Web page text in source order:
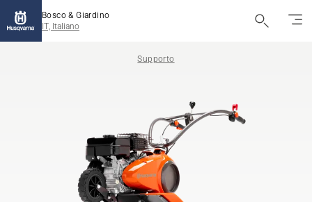
Bosco & Giardino
IT, Italiano
Supporto